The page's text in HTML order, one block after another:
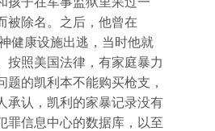
被除名。之后，他曾在
健康设施出逃，当时他就
按照美国法律，有家庭暴力
题的凯利本不能购买枪支，
承认，凯利的家暴记录没有
罪信息中心的数据库，以至